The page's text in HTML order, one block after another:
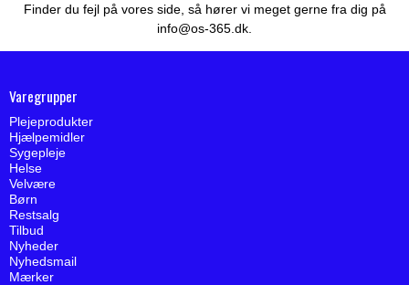
Finder du fejl på vores side, så hører vi meget gerne fra dig på
info@os-365.dk.
Varegrupper
Plejeprodukter
Hjælpemidler
Sygepleje
Helse
Velvære
Børn
Restsalg
Tilbud
Nyheder
Nyhedsmail
Mærker